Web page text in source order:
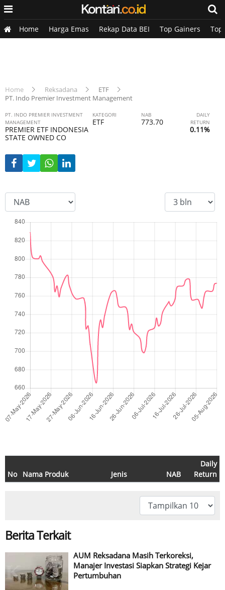
Home Harga Emas Rekap Data BEI Top Gainers Top
Home Reksadana
ETF
PT. Indo Premier Investment Management
PT. INDO PREMIER INVESTMENT
MANAGEMENT
PREMIER ETF INDONESIA
STATE OWNED CO
KATEGORI
ETF
NAB
773.70
DAILY
RETURN
0.11%
No Nama Produk Jenis NAB
Daily
Return
Berita Terkait
AUM Reksadana Masih Terkoreksi,
Manajer Investasi Siapkan Strategi Kejar
Pertumbuhan